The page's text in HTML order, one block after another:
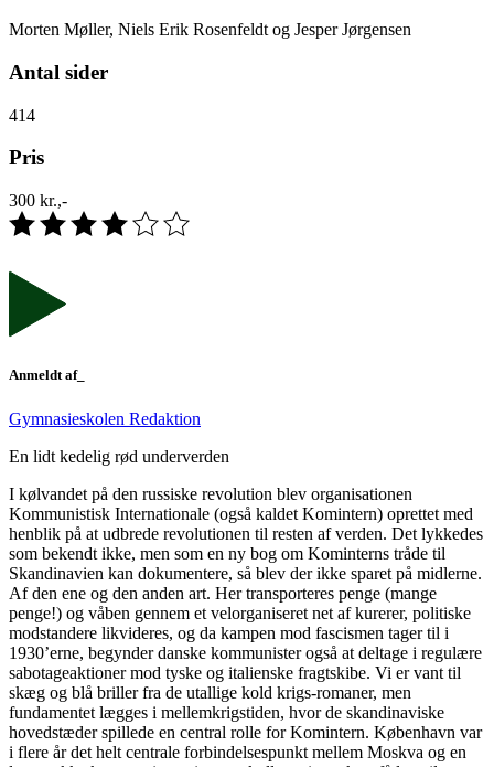
Morten Møller, Niels Erik Rosenfeldt og Jesper Jørgensen
Antal sider
414
Pris
300 kr.,-
Anmeldt af_
Gymnasieskolen Redaktion
En lidt kedelig rød underverden
I kølvandet på den russiske revolution blev organisationen
Kommunistisk Internationale (også kaldet Komintern) oprettet med
henblik på at udbrede revolutionen til resten af verden. Det lykkedes
som bekendt ikke, men som en ny bog om Kominterns tråde til
Skandinavien kan dokumentere, så blev der ikke sparet på midlerne.
Af den ene og den anden art. Her transporteres penge (mange
penge!) og våben gennem et velorganiseret net af kurerer, politiske
modstandere likvideres, og da kampen mod fascismen tager til i
1930’erne, begynder danske kommunister også at deltage i regulære
sabotageaktioner mod tyske og italienske fragtskibe. Vi er vant til
skæg og blå briller fra de utallige kold krigs-romaner, men
fundamentet lægges i mellemkrigstiden, hvor de skandinaviske
hovedstæder spillede en central rolle for Komintern. København var
i flere år det helt centrale forbindelsespunkt mellem Moskva og en